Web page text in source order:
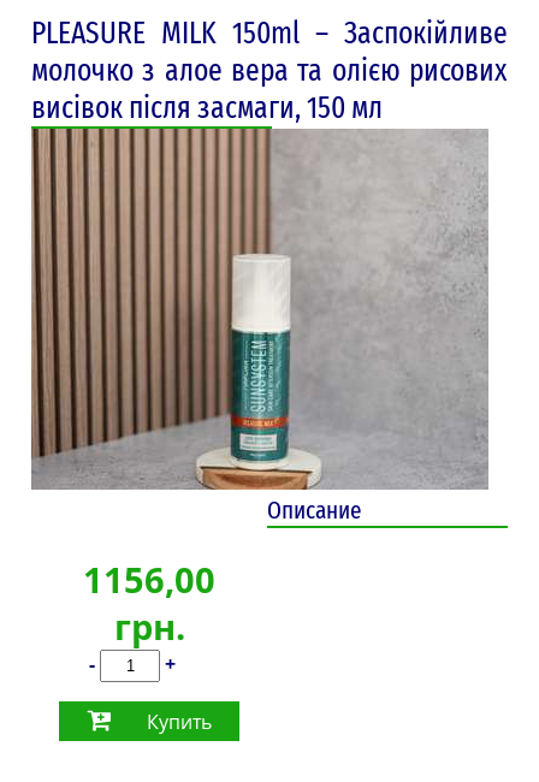
PLEASURE MILK 150ml – Заспокійливе
молочко з алое вера та олією рисових
висівок після засмаги, 150 мл
1156,00
грн.
- +
Купить
Описание